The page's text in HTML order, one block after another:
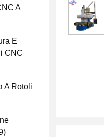
A
E
CNC
A Rotoli